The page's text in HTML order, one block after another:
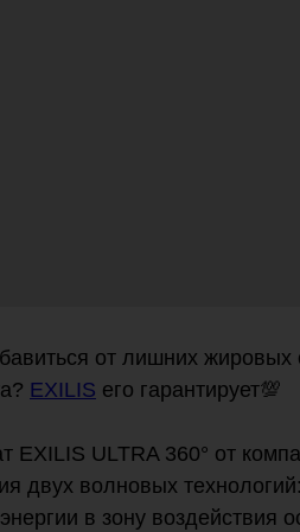
от лишних
EXILIS его гарантирует💯
EXILIS ULTRA 360° от
двух волновых
в зону воздействия